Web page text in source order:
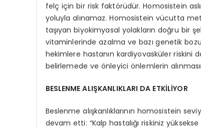
felç için bir risk faktörüdür. Homosistein
yoluyla alınamaz. Homosistein vücutta
taşıyan biyokimyasal yolakların doğru bir
vitaminlerinde azalma ve bazı genetik
hekimlere hastanın kardiyovasküler riskini
belirlemede ve önleyici önlemlerin
BESLENME ALIŞKANLIKLARI DA ETKİLİYOR
Beslenme alışkanlıklarının homosistein
devam etti: “Kalp hastalığı riskiniz